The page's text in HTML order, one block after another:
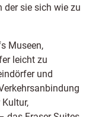
der sie sich wie zu
Museen,
leicht zu
und